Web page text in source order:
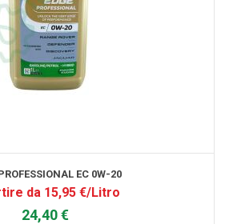
EC 0W-20
da 15,95 €/Litro
24,40 €